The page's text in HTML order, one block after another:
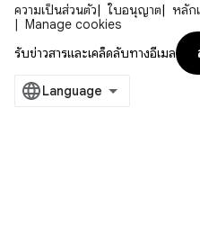
ความเป็นส่วนตัว ใบอนุญาต
หลัก
Manage cookies
รับข่าวสารและเคล็ดลับทางอีเมล